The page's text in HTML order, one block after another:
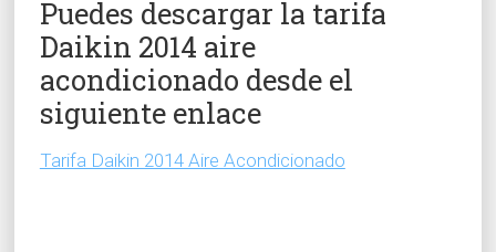
Puedes descargar la tarifa
Daikin 2014 aire
acondicionado desde el
siguiente enlace
Tarifa Daikin 2014 Aire Acondicionado